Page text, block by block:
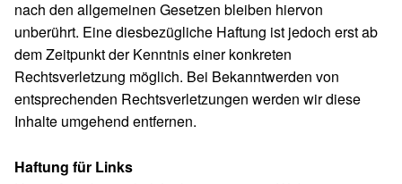
nach den allgemeinen Gesetzen bleiben hiervon
unberührt. Eine diesbezügliche Haftung ist jedoch erst ab
dem Zeitpunkt der Kenntnis einer konkreten
Rechtsverletzung möglich. Bei Bekanntwerden von
entsprechenden Rechtsverletzungen werden wir diese
Inhalte umgehend entfernen.
Haftung für Links